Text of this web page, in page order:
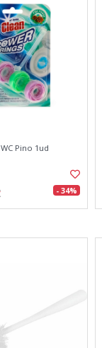
Pino 1ud
- 34%